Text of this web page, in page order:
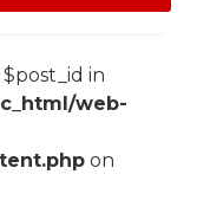
in
web-
on